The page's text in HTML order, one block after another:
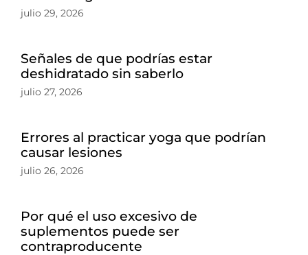
julio 29, 2026
Señales de que podrías estar
deshidratado sin saberlo
julio 27, 2026
Errores al practicar yoga que podrían
causar lesiones
julio 26, 2026
Por qué el uso excesivo de
suplementos puede ser
contraproducente